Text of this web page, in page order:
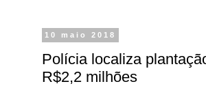
10 maio 2018
Polícia localiza
R$2,2 milhões